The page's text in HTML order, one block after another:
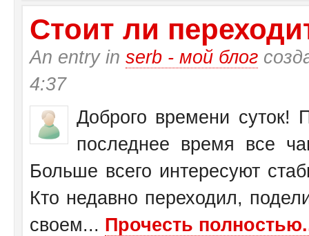
Стоит ли
An entry in serb - мой блог
4:37
Доброго времени суток!
последнее время все
Больше всего интересуют
Кто недавно переходил,
своем... Прочесть